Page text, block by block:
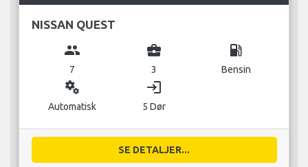
NISSAN QUEST
group
7
business_center
3
local_gas_station
Bensin
miscellaneous_services
Automatisk
login
5 Dør
SE DETALJER...